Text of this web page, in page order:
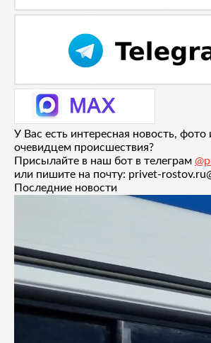
У Вас есть интересная новость,
очевидцем происшествия?
Присылайте в наш бот в телеграм
или пишите на почту: privet-
Последние новости